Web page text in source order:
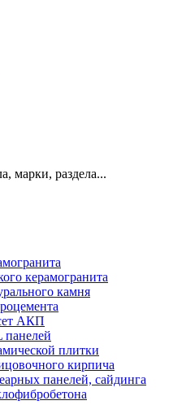
марки, раздела...
керамогранита
камня
АКП
панелей
плитки
кирпича
панелей, сайдинга